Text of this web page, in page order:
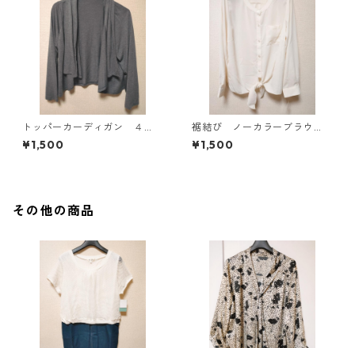
トッパーカーディガン ４
Ｌ グレー KAE-4814
¥1,500
裾結び ノーカラーブラウ
ス ３Ｌ アイボリー KAE-
4813
¥1,500
その他の商品